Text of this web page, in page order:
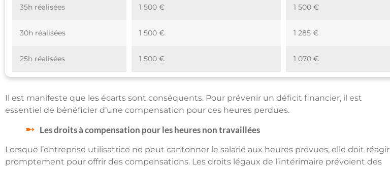
35h réalisées 1 500 € 1 500 €
30h réalisées 1 500 € 1 285 €
25h réalisées 1 500 € 1 070 €
Il est manifeste que les écarts sont conséquents. Pour prévenir un déficit financier, il est
essentiel de bénéficier d’une compensation pour ces heures perdues.
Les droits à compensation pour les heures non travaillées
Lorsque l’entreprise utilisatrice ne peut cantonner le salarié aux heures prévues, elle doit réagir
promptement pour offrir des compensations. Les droits légaux de l’intérimaire prévoient des